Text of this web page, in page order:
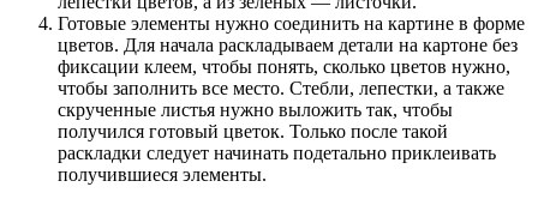
Готовые элементы нужно соединить на картине в форме
цветов. Для начала раскладываем детали на картоне без
фиксации клеем, чтобы понять, сколько цветов нужно,
чтобы заполнить все место. Стебли, лепестки, а также
скрученные листья нужно выложить так, чтобы
получился готовый цветок. Только после такой
раскладки следует начинать подетально приклеивать
получившиеся элементы.